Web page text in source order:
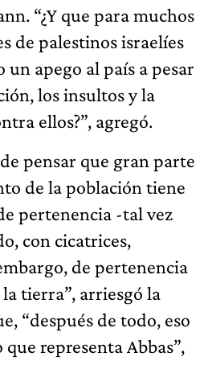
“¿Y que para muchos
de palestinos israelíes
un apego al país a pesar
los insultos y la
ellos?”, agregó.
pensar que gran parte
de la población tiene
pertenencia -tal vez
con cicatrices,
de pertenencia
tierra”, arriesgó la
“después de todo, eso
representa Abbas”,